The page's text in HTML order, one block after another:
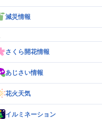
減災情報
さくら開花情報
あじさい情報
花火天気
イルミネーション